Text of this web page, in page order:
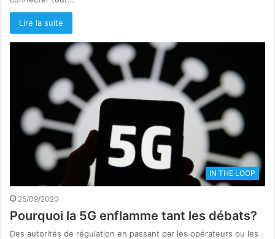
Lire la suite
IN THE LOOP
25/09/2020
Pourquoi la 5G enflamme tant les débats?
Des autorités de régulation en passant par les opérateurs ou les